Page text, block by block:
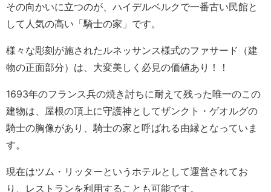
その向かいに立つのが、ハイデルベルクで一番古い民館と
して人気の高い「騎士の家」です。
様々な彫刻が施されたルネッサンス様式のファサード（建
物の正面部分）は、大変美しく必見の価値あり！！
1693年のフランス兵の焼き討ちに耐えて残った唯一のこの
建物は、屋根の頂上に守護神としてザンクト・ゲオルグの
騎士の胸像があり、騎士の家と呼ばれる由縁となっていま
す。
現在はツム・リッターというホテルとして運営されてお
り、レストランを利用することも可能です。